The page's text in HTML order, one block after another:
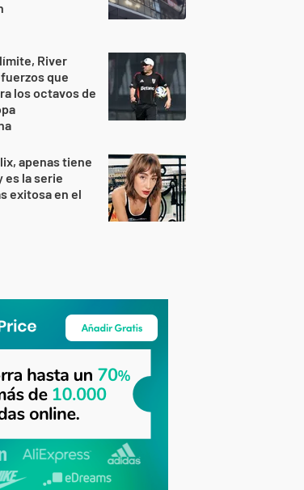
River
que
los octavos de
apenas tiene
es la serie
exitosa en el